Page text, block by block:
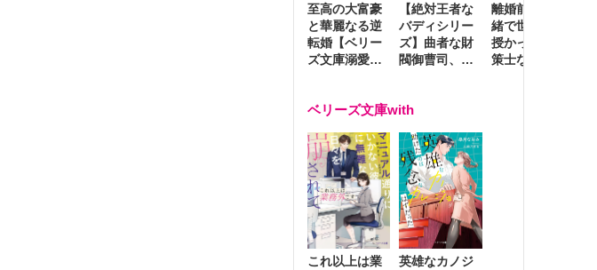
至高の大富豪
と華麗なる逆
転婚【ベリー
ズ文庫溺愛ア
【絶対王者な
バディシリー
ズ】曲者な財
閥御曹司、笑
激烈愛で貫く
離婚前夜に内
緒で世継ぎを
授かったら～
策士な御曹司
ベリーズ文庫with
これ以上は業
英雄なカノジ